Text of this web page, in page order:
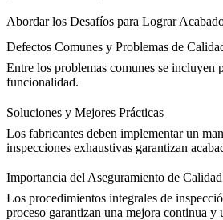
Abordar los Desafíos para Lograr
Defectos Comunes y Problemas de
Entre los problemas comunes se incluyen
funcionalidad.
Soluciones y Mejores Prácticas
Los fabricantes deben implementar un
inspecciones exhaustivas garantizan
Importancia del Aseguramiento de Calidad
Los procedimientos integrales de
proceso garantizan una mejora continua